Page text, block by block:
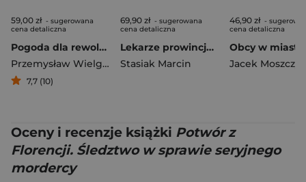
59,00 zł - sugerowana
cena detaliczna
Pogoda dla rewolucjonistów. Jak zmienić świat w czasie katastrofy
Przemysław Wielgosz
7,7 (10)
69,90 zł - sugerowana
cena detaliczna
Lekarze prowincjonalni
Stasiak Marcin
46,90 zł -
cena detaliczna
Obcy w
Jacek
Oceny i recenzje książki Potwór z
Florencji. Śledztwo w sprawie seryjnego
mordercy